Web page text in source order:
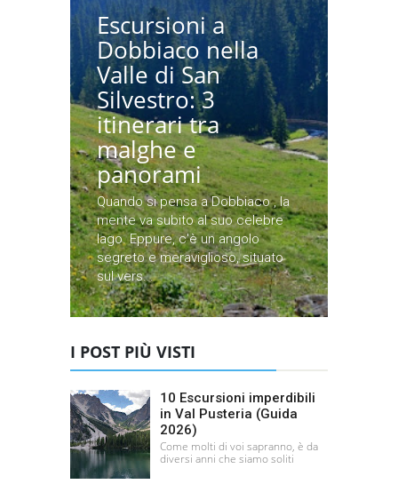
Escursioni a
Dobbiaco nella
Valle di San
Silvestro: 3
itinerari tra
malghe e
panorami
Quando si pensa a Dobbiaco , la
mente va subito al suo celebre
lago. Eppure, c'è un angolo
segreto e meraviglioso, situato
sul vers...
I POST PIÙ VISTI
10 Escursioni imperdibili
in Val Pusteria (Guida
2026)
Come molti di voi sapranno, è da
diversi anni che siamo soliti